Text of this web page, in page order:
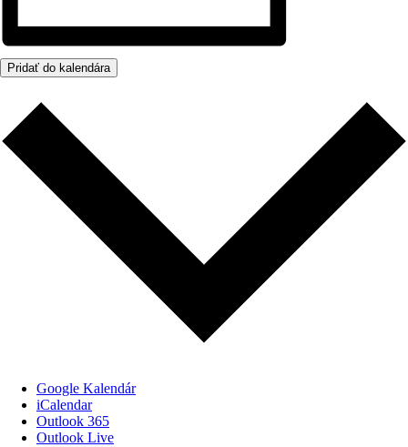
Pridať do kalendára
Google Kalendár
iCalendar
Outlook 365
Outlook Live